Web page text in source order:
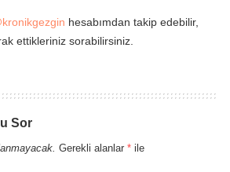
hesabımdan takip edebilir,
ettikleriniz sorabilirsiniz.
Sor
Gerekli alanlar * ile